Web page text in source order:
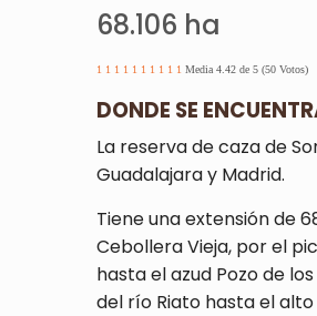
68.106 ha
1 1 1 1 1 1 1 1 1 1 Media 4.42 de 5 (50 Votos)
DONDE SE
La reserva de caza de
Guadalajara y Madrid.
Tiene una extensión de
Cebollera Vieja, por el
hasta el azud Pozo de
del río Riato hasta el